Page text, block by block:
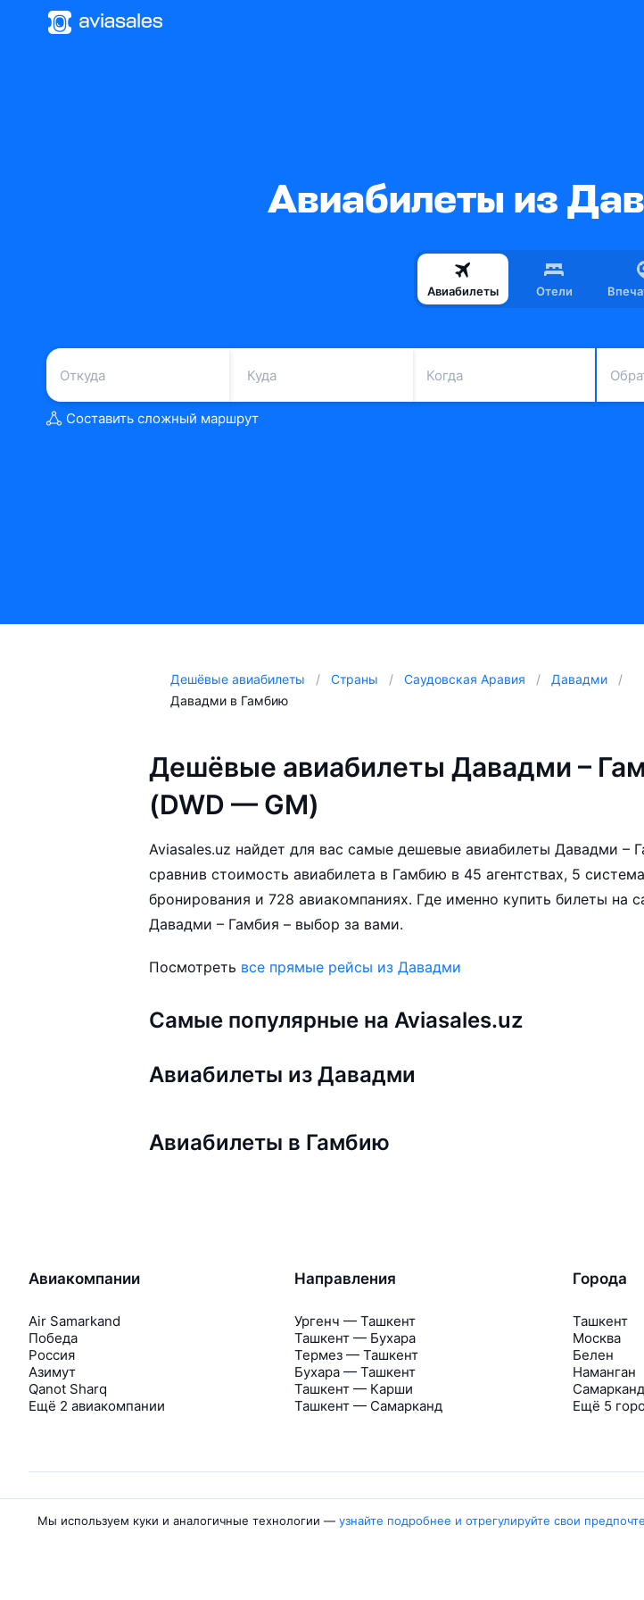
Авиабилеты из
Авиабилеты Отели
Когда
Составить сложный маршрут
Дешёвые авиабилеты Страны Саудовская Аравия
Давадми
Давадми в Гамбию
Дешёвые авиабилеты Давадми –
(DWD — GM)
Aviasales.uz найдет для вас самые дешевые авиабилеты Давадми –
сравнив стоимость авиабилета в Гамбию в 45 агентствах, 5
бронирования и 728 авиакомпаниях. Где именно купить билеты на
Давадми – Гамбия – выбор за вами.
Посмотреть все прямые рейсы из Давадми
Самые популярные на Aviasales.uz
Авиабилеты из Давадми
Авиабилеты в Гамбию
Авиакомпании
Air Samarkand
Победа
Россия
Азимут
Qanot Sharq
Ещё 2 авиакомпании
Направления
Ургенч — Ташкент
Ташкент — Бухара
Термез — Ташкент
Бухара — Ташкент
Ташкент — Карши
Ташкент — Самарканд
Города
Ташкент
Москва
Белен
Наманган
Самарканд
Ещё 5
Мы используем куки и аналогичные технологии — узнайте подробнее и отрегулируйте свои